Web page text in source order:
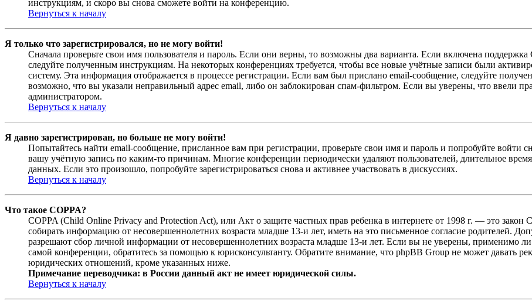
инструкциям, и скоро вы снова сможете войти на конференцию.
Вернуться к началу
Я только что зарегистрировался, но не могу войти!
Сначала проверьте свои имя пользователя и пароль. Если они верны, то возможны два варианта. Если включена
следуйте полученным инструкциям. На некоторых конференциях требуется, чтобы все новые учётные записи были
систему. Эта информация отображается в процессе регистрации. Если вам был прислано email-сообщение, следуйте
возможно, что вы указали неправильный адрес email, либо он заблокирован спам-фильтром. Если вы уверены, что ввели
администратором.
Вернуться к началу
Я давно зарегистрирован, но больше не могу войти!
Попытайтесь найти email-сообщение, присланное вам при регистрации, проверьте свои имя и пароль и попробуйте войти
вашу учётную запись по каким-то причинам. Многие конференции периодически удаляют пользователей, длительное
данных. Если это произошло, попробуйте зарегистрироваться снова и активнее участвовать в дискуссиях.
Вернуться к началу
Что такое COPPA?
COPPA (Child Online Privacy and Protection Act), или Акт о защите частных прав ребенка в интернете от 1998 г. — это
собирать информацию от несовершеннолетних возраста младше 13-и лет, иметь на это письменное согласие родителей.
разрешают сбор личной информации от несовершеннолетних возраста младше 13-и лет. Если вы не уверены, применимо
самой конференции, обратитесь за помощью к юрисконсультанту. Обратите внимание, что phpBB Group не может давать
юридических отношений, кроме указанных ниже.
Примечание переводчика: в России данный акт не имеет юридической силы.
Вернуться к началу